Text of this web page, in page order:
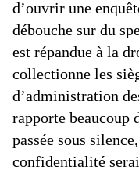
d’ouvrir une
débouche sur du
est répandue à la
collectionne les
d’administration
rapporte beaucoup
passée sous
confidentialité